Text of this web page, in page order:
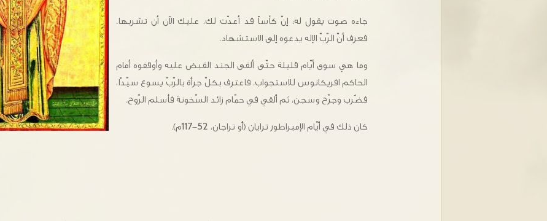
جاءه صوت يقول له: إنّ كأساً قد أعدّت لك، عليك الآن أن تشربها.
فعرف أنّ الرّبّ الإله يدعوه إلى الاستشهاد.
وما هي سوى أيّام قليلة حتّى ألقى الجند القبض عليه وأوقفوه أمام
الحاكم افريكانوس للاستجواب. فاعترف بكلّ جرأة بالرّبّ يسوع سيّدًا،
فضُرب وجرّح وسجن، ثم ألقي في حمّام زائد السّخونة فأسلم الرّوح.
كان ذلك في أيّام الإمبراطور ترايان (أو تراجان، 52-117م).